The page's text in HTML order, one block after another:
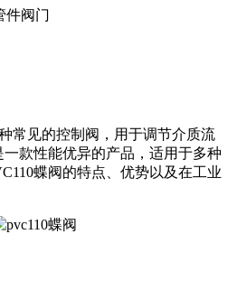
件阀门
常见的控制阀，用于调节介质流
一款性能优异的产品，适用于多种
蝶阀的特点、优势以及在工业